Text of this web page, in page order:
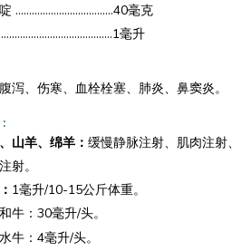
.........................…….....40毫克
毫升
泻、伤寒、血栓栓塞、肺炎、鼻窦炎。
:
山羊、绵羊：缓慢静脉注射、肌肉注射
射。
1毫升/10-15公斤体重。
牛：30毫升/头。
牛：4毫升/头。